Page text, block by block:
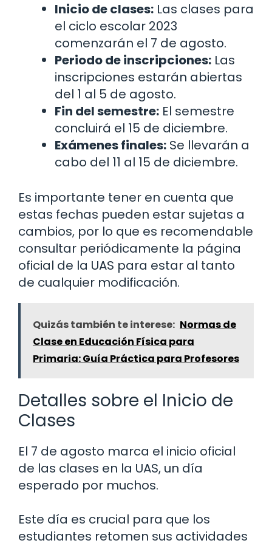
Inicio de clases: Las clases para
el ciclo escolar 2023
comenzarán el 7 de agosto.
Periodo de inscripciones: Las
inscripciones estarán abiertas
del 1 al 5 de agosto.
Fin del semestre: El semestre
concluirá el 15 de diciembre.
Exámenes finales: Se llevarán a
cabo del 11 al 15 de diciembre.
Es importante tener en cuenta que
estas fechas pueden estar sujetas a
cambios, por lo que es recomendable
consultar periódicamente la página
oficial de la UAS para estar al tanto
de cualquier modificación.
Quizás también te interese: Normas de
Clase en Educación Física para
Primaria: Guía Práctica para Profesores
Detalles sobre el Inicio de
Clases
El 7 de agosto marca el inicio oficial
de las clases en la UAS, un día
esperado por muchos.
Este día es crucial para que los
estudiantes retomen sus actividades